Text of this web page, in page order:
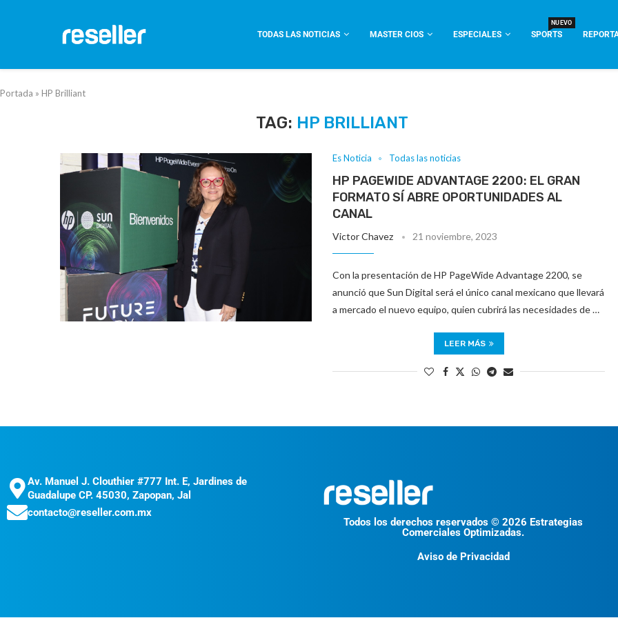
TODAS LAS NOTICIAS MASTER CIOS ESPECIALES SPORTS
NUEVO
Portada » HP Brilliant
TAG: HP BRILLIANT
Es Noticia Todas las noticias
HP PAGEWIDE ADVANTAGE 2200: EL GRAN
FORMATO SÍ ABRE OPORTUNIDADES AL
CANAL
Victor Chavez 21 noviembre, 2023
Con la presentación de HP PageWide Advantage 2200, se
anunció que Sun Digital será el único canal mexicano que llevará
a mercado el nuevo equipo, quien cubrirá las necesidades de …
LEER MÁS
Av. Manuel J. Clouthier #777 Int. E, Jardines de
Guadalupe CP. 45030, Zapopan, Jal
contacto@reseller.com.mx
Todos los derechos reservados © 2026 Estrategias
Comerciales Optimizadas.
Aviso de Privacidad